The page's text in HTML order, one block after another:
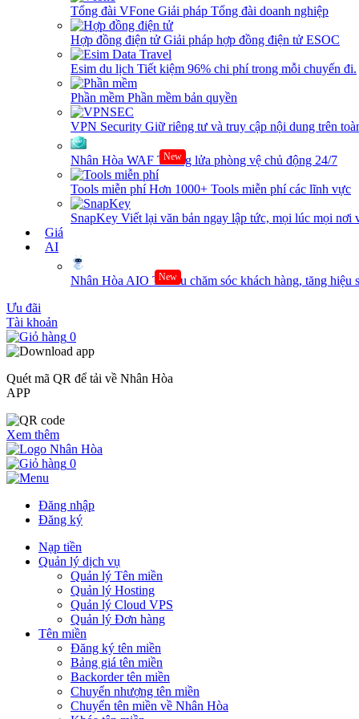
Tổng đài VFone Giải pháp Tổng đài doanh nghiệp
Hợp đồng điện tử Giải pháp hợp đồng điện tử ESOC
Esim du lịch Tiết kiệm 96% chi phí trong mỗi chuyến đi.
Phần mềm Phần mềm bản quyền
VPN Security Giữ riêng tư và truy cập nội dung trên
Nhân Hòa WAF New
Tường lửa phòng vệ chủ động 24/7
Tools miễn phíHơn 1000+ Tools miễn phí các lĩnh vực
SnapKey Viết lại văn bản ngay lập tức, mọi lúc mọi nơi
Giá
AI
Nhân Hòa AIO New
Tối ưu chăm sóc khách hàng, tăng hiệu
Ưu đãi
Tài khoản
0
Quét mã QR để tải về Nhân Hòa
APP
Xem thêm
0
Đăng nhập
Đăng ký
Nạp tiền
Quản lý dịch vụ
Quản lý Tên miền
Quản lý Hosting
Quản lý Cloud VPS
Quản lý Đơn hàng
Tên miền
Đăng ký tên miền
Bảng giá tên miền
Backorder tên miền
Chuyển nhượng tên miền
Chuyển tên miền về Nhân Hòa